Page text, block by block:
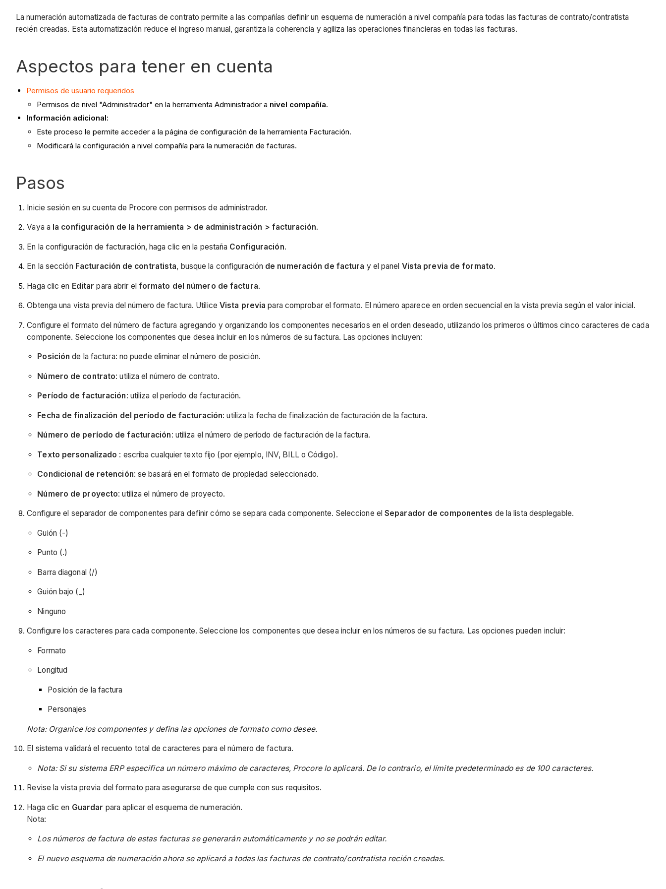
La numeración automatizada de facturas de contrato permite a las compañías definir un esquema de numeración a nivel compañía para todas las facturas de contrato/contratista
recién creadas. Esta automatización reduce el ingreso manual, garantiza la coherencia y agiliza las operaciones financieras en todas las facturas.
Aspectos para tener en cuenta
Permisos de usuario requeridos
Permisos de nivel "Administrador" en la herramienta Administrador a nivel compañía.
Información adicional:
Este proceso le permite acceder a la página de configuración de la herramienta Facturación.
Modificará la configuración a nivel compañía para la numeración de facturas.
Pasos
Inicie sesión en su cuenta de Procore con permisos de administrador.
Vaya a la configuración de la herramienta > de administración > facturación.
En la configuración de facturación, haga clic en la pestaña Configuración.
En la sección Facturación de contratista, busque la configuración de numeración de factura y el panel Vista previa de formato.
Haga clic en Editar para abrir el formato del número de factura.
Obtenga una vista previa del número de factura. Utilice Vista previapara comprobar el formato. El número aparece en orden secuencial en la vista previa según el valor inicial.
Configure el formato del número de factura agregando y organizando los componentes necesarios en el orden deseado, utilizando los primeros o últimos cinco caracteres de cada
componente. Seleccione los componentes que desea incluir en los números de su factura. Las opciones incluyen:
Posición de la factura: no puede eliminar el número de posición.
Número de contrato: utiliza el número de contrato.
Período de facturación: utiliza el período de facturación.
Fecha de finalización del período de facturación: utiliza la fecha de finalización de facturación de la factura.
Número de período de facturación: utiliza el número de período de facturación de la factura.
Texto personalizado : escriba cualquier texto fijo (por ejemplo, INV, BILL o Código).
Condicional de retención: se basará en el formato de propiedad seleccionado.
Número de proyecto: utiliza el número de proyecto.
Configure el separador de componentes para definir cómo se separa cada componente. Seleccione elSeparador de componentes de la lista desplegable.
Guión (-)
Punto (.)
Barra diagonal (/)
Guión bajo (_)
Ninguno
Configure los caracteres para cada componente. Seleccione los componentes que desea incluir en los números de su factura. Las opciones pueden incluir:
Formato
Longitud
Posición de la factura
Personajes
Nota: Organice los componentes y defina las opciones de formato como desee.
El sistema validará el recuento total de caracteres para el número de factura.
Nota: Si su sistema ERP especifica un número máximo de caracteres, Procore lo aplicará. De lo contrario, el límite predeterminado es de 100 caracteres.
Revise la vista previa del formato para asegurarse de que cumple con sus requisitos.
Haga clic en Guardar para aplicar el esquema de numeración.
Nota:
Los números de factura de estas facturas se generarán automáticamente y no se podrán editar.
El nuevo esquema de numeración ahora se aplicará a todas las facturas de contrato/contratista recién creadas.